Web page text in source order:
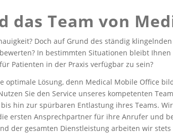
das Team von
Doch auf Grund des ständig
In bestimmten Situationen bleibt
Patienten in der Praxis verfügbar zu sein?
optimale Lösung, denn Medical Mobile Office
Sie den Service unseres kompetenten
hin zur spürbaren Entlastung ihres Teams.
ersten Ansprechpartner für ihre Anrufer und
der gesamten Dienstleistung arbeiten wir